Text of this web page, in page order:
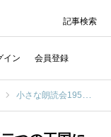
イン 会員登録
記事検索
小さな朗読会195「二つの王国についての話」（「母と子の聖書旧約下」92章）